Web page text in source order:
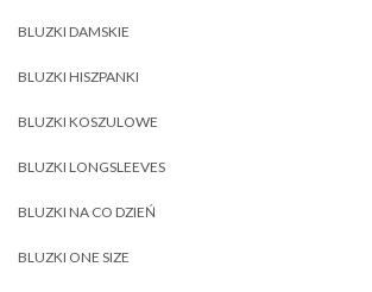
BLUZKI DAMSKIE
BLUZKI HISZPANKI
BLUZKI KOSZULOWE
BLUZKI LONGSLEEVES
BLUZKI NA CO DZIEŃ
BLUZKI ONE SIZE